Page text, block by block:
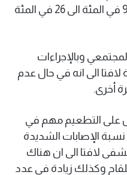
نسب الاشغال في الأجنحة من 9 في المئة الى 26 في المئة
وبالإجراءات
الى انه في حال عدم
أخرى.
على التطعيم مهم في
الإصابات الشديدة
لافتا الى ان هناك
وكذلك زيادة في عدد